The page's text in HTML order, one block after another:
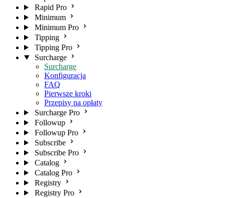
Rapid Pro
Minimum
Minimum Pro
Tipping
Tipping Pro
Surcharge
Surcharge
Konfiguracja
FAQ
Pierwsze kroki
Przepisy na opłaty
Surcharge Pro
Followup
Followup Pro
Subscribe
Subscribe Pro
Catalog
Catalog Pro
Registry
Registry Pro